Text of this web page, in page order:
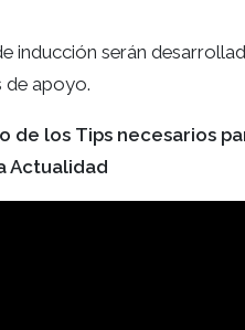
inducción serán
de apoyo.
de los Tips necesarios
Actualidad